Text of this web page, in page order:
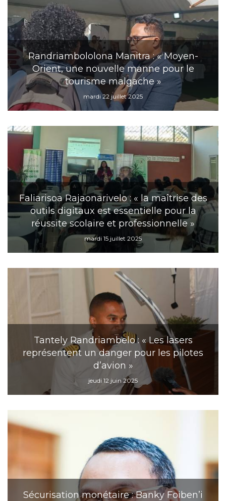
Randriambololona Manitra : « Moyen-
Orient, une nouvelle manne pour le
tourisme malgache »
mardi 22 juillet 2025
Faliarisoa Rajaonarivelo : « la maîtrise des
outils digitaux est essentielle pour la
réussite scolaire et professionnelle »
mardi 15 juillet 2025
Tantely Randriambelo : « Les lasers
représentent un danger pour les pilotes
d’avion »
jeudi 12 juin 2025
Sécurisation monétaire : Banky Foiben’i